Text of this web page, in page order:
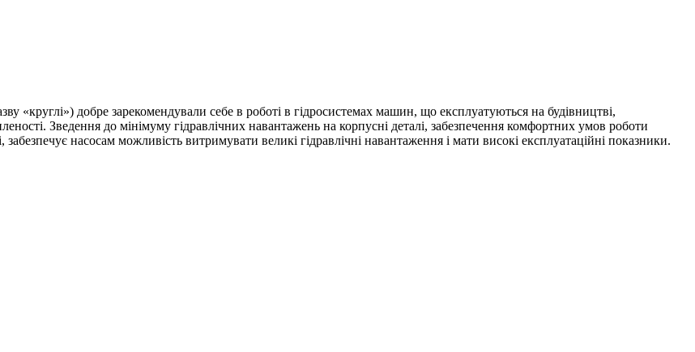
добре зарекомендували себе в роботі в гідросистемах машин, що експлуатуються на будівництві,
Зведення до мінімуму гідравлічних навантажень на корпусні деталі, забезпечення комфортних умов роботи
насосам можливість витримувати великі гідравлічні навантаження і мати високі експлуатаційні показники.